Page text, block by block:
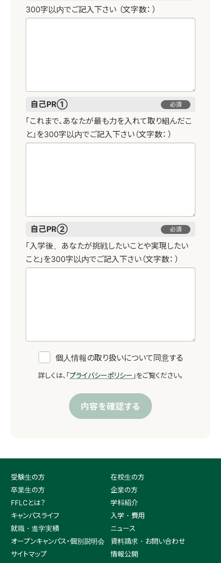
300字以内でご記入下さい （文字数： ）
自己PR① 必須
「これまで、あなたが最も力を入れて取り組んだこ
と」を300字以内でご記入下さい（文字数： ）
自己PR② 必須
「入学後、あなたが挑戦したいことや実現したい
こと」を300字以内でご記入下さい（文字数： ）
個人情報の取り扱いについて同意する
詳しくは、「プライバシーポリシー 」をご覧ください。
受験生の方
在校生の方
卒業生の方
企業の方
FFLCとは？
学科紹介
キャンパスライフ
入学・費用
就職・進学実績
ニュース
オープンキャンパス・個別説明会
資料請求・お問い合わせ
サイトマップ
情報公開